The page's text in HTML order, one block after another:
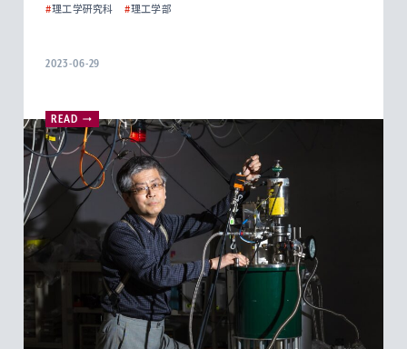
#理工学研究科 #理工学部
2023-06-29
READ